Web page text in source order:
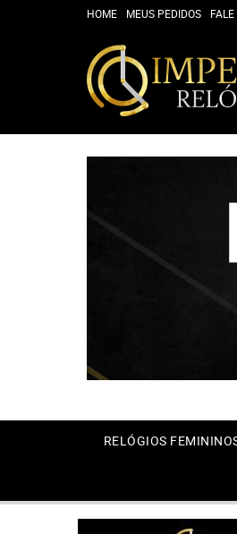
HOME MEUS PEDIDOS
RELÓGIOS